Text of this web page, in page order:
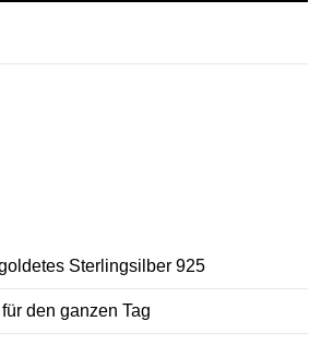
Sterlingsilber 925
den ganzen Tag